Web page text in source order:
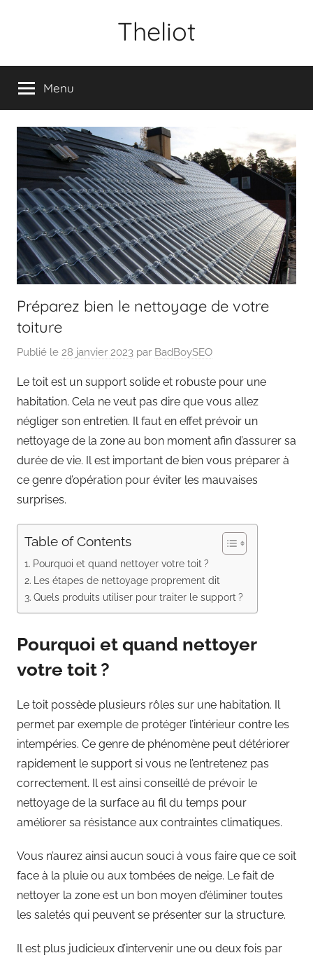
Theliot
Menu
Préparez bien le nettoyage de votre
toiture
Publié le 28 janvier 2023 par BadBoySEO
Le toit est un support solide et robuste pour une
habitation. Cela ne veut pas dire que vous allez
négliger son entretien. Il faut en effet prévoir un
nettoyage de la zone au bon moment afin d’assurer sa
durée de vie. Il est important de bien vous préparer à
ce genre d’opération pour éviter les mauvaises
surprises.
Table of Contents
Pourquoi et quand nettoyer votre toit ?
Les étapes de nettoyage proprement dit
Quels produits utiliser pour traiter le support ?
Pourquoi et quand nettoyer
votre toit ?
Le toit possède plusieurs rôles sur une habitation. Il
permet par exemple de protéger l’intérieur contre les
intempéries. Ce genre de phénomène peut détériorer
rapidement le support si vous ne l’entretenez pas
correctement. Il est ainsi conseillé de prévoir le
nettoyage de la surface au fil du temps pour
améliorer sa résistance aux contraintes climatiques.
Vous n’aurez ainsi aucun souci à vous faire que ce soit
face à la pluie ou aux tombées de neige. Le fait de
nettoyer la zone est un bon moyen d’éliminer toutes
les saletés qui peuvent se présenter sur la structure.
Il est plus judicieux d’intervenir une ou deux fois par